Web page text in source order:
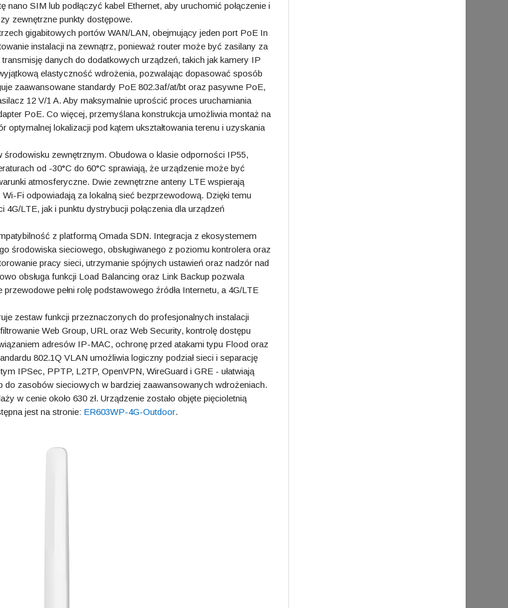
SIM lub podłączyć kabel Ethernet, aby uruchomić połączenie i
zewnętrzne punkty dostępowe.
gigabitowych portów WAN/LAN, obejmujący jeden port PoE In
instalacji na zewnątrz, ponieważ router może być zasilany za
danych do dodatkowych urządzeń, takich jak kamery IP
elastyczność wdrożenia, pozwalając dopasować sposób
zaawansowane standardy PoE 802.3af/at/bt oraz pasywne PoE,
12 V/1 A. Aby maksymalnie uprościć proces uruchamiania
PoE. Co więcej, przemyślana konstrukcja umożliwia montaż na
optymalnej lokalizacji pod kątem ukształtowania terenu i uzyskania
zewnętrznym. Obudowa o klasie odporności IP55,
od -30°C do 60°C sprawiają, że urządzenie może być
atmosferyczne. Dwie zewnętrzne anteny LTE wspierają
Fi odpowiadają za lokalną sieć bezprzewodową. Dzięki temu
LTE, jak i punktu dystrybucji połączenia dla urządzeń
z platformą Omada SDN. Integracja z ekosystemem
środowiska sieciowego, obsługiwanego z poziomu kontrolera oraz
pracy sieci, utrzymanie spójnych ustawień oraz nadzór nad
obsługa funkcji Load Balancing oraz Link Backup pozwala
pełni rolę podstawowego źródła Internetu, a 4G/LTE
zestaw funkcji przeznaczonych do profesjonalnych instalacji
Web Group, URL oraz Web Security, kontrolę dostępu
adresów IP-MAC, ochronę przed atakami typu Flood oraz
802.1Q VLAN umożliwia logiczny podział sieci i separację
IPSec, PPTP, L2TP, OpenVPN, WireGuard i GRE - ułatwiają
zasobów sieciowych w bardziej zaawansowanych wdrożeniach.
w cenie około 630 zł. Urządzenie zostało objęte pięcioletnią
jest na stronie: ER603WP-4G-Outdoor.